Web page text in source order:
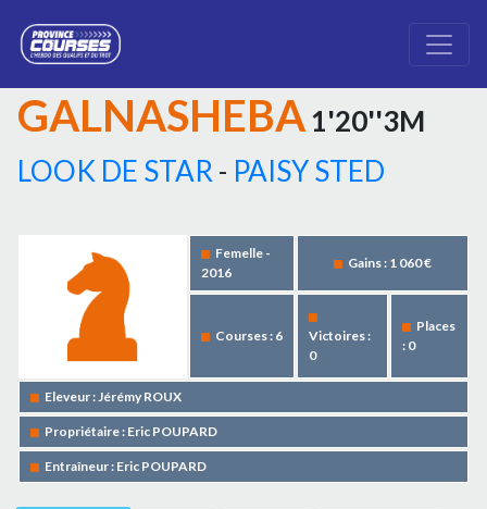
GALNASHEBA 1'20''3M
LOOK DE STAR - PAISY STED
Femelle -
2016
Gains : 1 060 €
Courses : 6
Victoires :
0
Places
: 0
Eleveur : Jérémy ROUX
Propriétaire : Eric POUPARD
Entraîneur : Eric POUPARD